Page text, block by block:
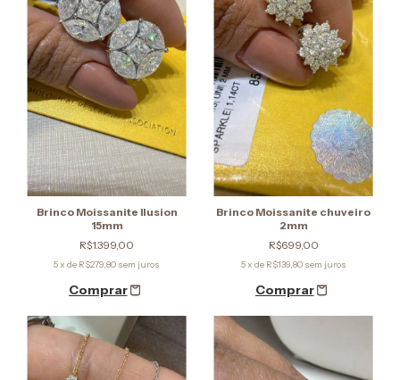
Brinco Moissanite Ilusion
15mm
R$1.399,00
5x de R$279,80 sem juros
Brinco Moissanite chuveiro
2mm
R$699,00
5x de R$139,80 sem juros